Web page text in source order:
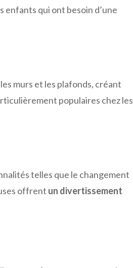
qui ont besoin d’une
murs et les plafonds, créant
populaires chez les
telles que le changement
offrent un divertissement